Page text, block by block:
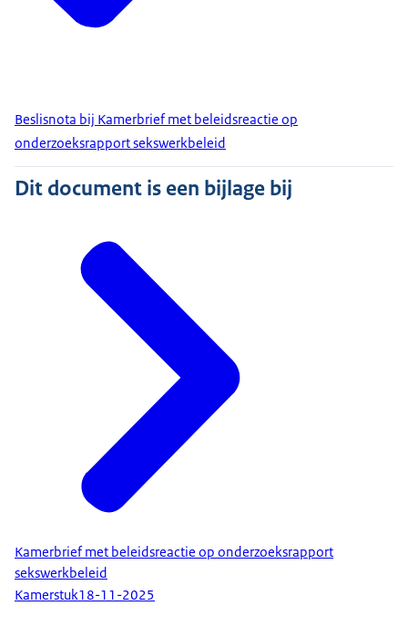
Beslisnota bij Kamerbrief met beleidsreactie op
onderzoeksrapport sekswerkbeleid
Dit document is een bijlage bij
Kamerbrief met beleidsreactie op onderzoeksrapport
sekswerkbeleid
Kamerstuk18-11-2025